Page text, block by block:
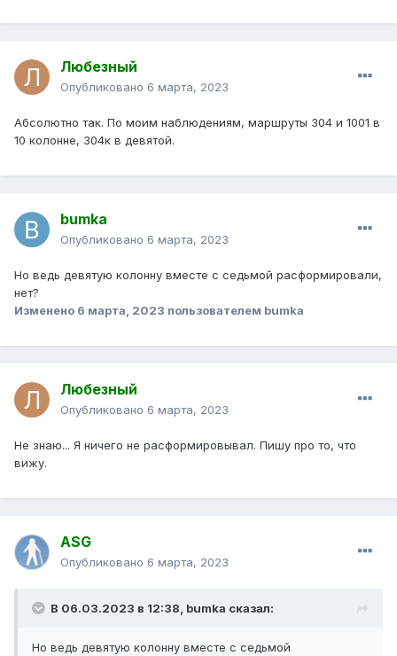
Любезный
Опубликовано 6 марта, 2023
Абсолютно так. По моим наблюдениям, маршруты 304 и 1001 в
10 колонне, 304к в девятой.
bumka
Опубликовано 6 марта, 2023
Но ведь девятую колонну вместе с седьмой расформировали,
нет?
Изменено 6 марта, 2023 пользователем bumka
Любезный
Опубликовано 6 марта, 2023
Не знаю... Я ничего не расформировывал. Пишу про то, что
вижу.
ASG
Опубликовано 6 марта, 2023
В 06.03.2023 в 12:38, bumka сказал:
Но ведь девятую колонну вместе с седьмой